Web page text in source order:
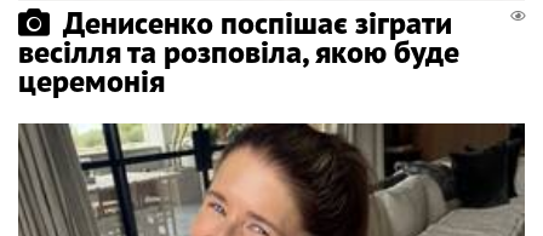
Денисенко поспішає зіграти
весілля та розповіла, якою буде
церемонія